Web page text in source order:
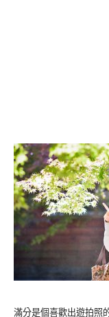
滿分是個喜歡出遊拍照